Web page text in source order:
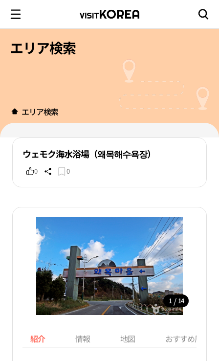
エリア検索
エリア検索
ウェモク海水浴場（왜목해수욕장）
0 0
1 / 14
紹介 情報 地図 おすすめ周辺